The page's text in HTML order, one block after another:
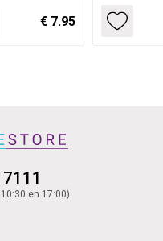
€ 7.95
en 17:00)